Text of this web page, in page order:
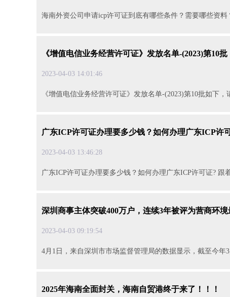
海南外资公司申请icp许可证到底有哪些条件？需要哪些资
《增值电信业务经营许可证》发放名单-(2023)第10批
2023-04-0314:01:46
《增值电信业务经营许可证》发放名单-(2023)第10批如下，
广东ICP许可证办理要多少钱？如何办理广东ICP许
2023-04-0313:46:28
广东ICP许可证办理要多少钱？如何办理广东ICP许可证?跟
深圳商事主体突破400万户，连续3年被评为营商环
2023-04-0309:19:54
4月1日，来自深圳市市场监督管理局的数据显示，截至今
2025年海南全面封关，海南自贸港终于来了！！！